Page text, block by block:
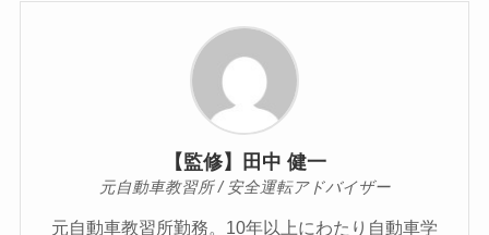
【監修】田中 健一
元自動車教習所 / 安全運転アドバイザー
元自動車教習所勤務。10年以上にわたり自動車学